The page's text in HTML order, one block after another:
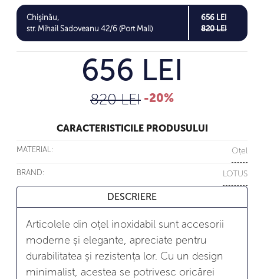
Chișinău,
str. Mihail Sadoveanu 42/6 (Port Mall)
656 LEI
820 LEI
656 LEI
820 LEI -20%
CARACTERISTICILE PRODUSULUI
MATERIAL: Oțel
BRAND: LOTUS
DESCRIERE
Articolele din oțel inoxidabil sunt accesorii
moderne și elegante, apreciate pentru
durabilitatea și rezistența lor. Cu un design
minimalist, acestea se potrivesc oricărei